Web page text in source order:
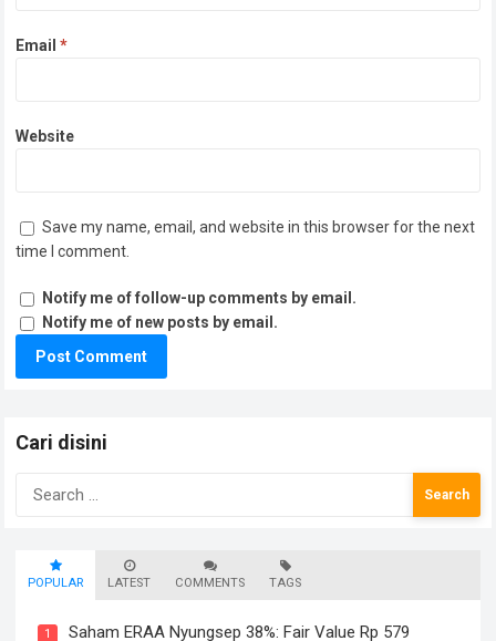
Email*
Website
Save my name, email, and website in this browser for the next
time I comment.
Notify me of follow-up comments by email.
Notify me of new posts by email.
Cari disini
Search
POPULAR LATEST COMMENTS TAGS
1 Saham ERAA Nyungsep 38%: Fair Value Rp 579